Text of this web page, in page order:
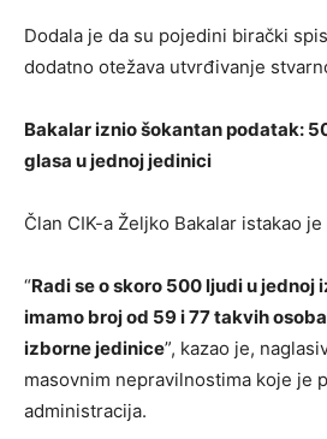
Dodala je da su pojedini birački
dodatno otežava utvrđivanje
Bakalar iznio šokantan podatak:
glasa u jednoj jedinici
Član CIK-a Željko Bakalar istakao
“Radi se o skoro 500 ljudi u
imamo broj od 59 i 77 takvih
izborne jedinice”, kazao je,
masovnim nepravilnostima koje je
administracija.